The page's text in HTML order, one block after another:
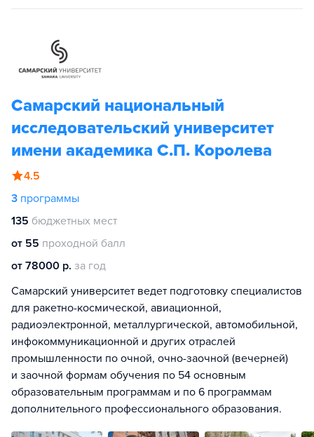
Самарский национальный
исследовательский университет
имени академика С.П. Королева
4.5
3 программы
135 бюджетных мест
от 55 проходной балл
от 78000 р. за год
Самарский университет ведет подготовку специалистов
для ракетно-космической, авиационной,
радиоэлектронной, металлургической, автомобильной,
инфокоммуникационной и других отраслей
промышленности по очной, очно-заочной (вечерней)
и заочной формам обучения по 54 основным
образовательным программам и по 6 программам
дополнительного профессионального образования.